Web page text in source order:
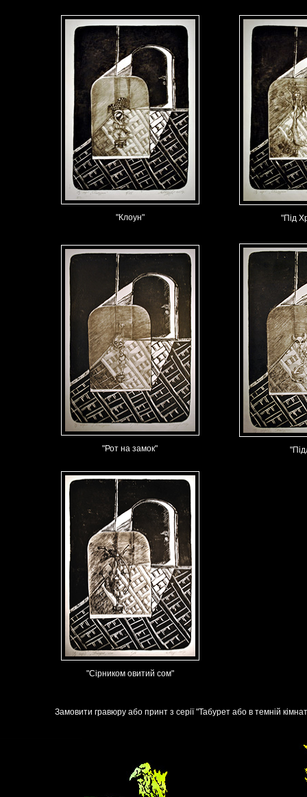
"Клоун" "Під
"Рот на замок"
"Сірником овитий сом"
Замовити гравюру або принт з серії "Табурет або в темній